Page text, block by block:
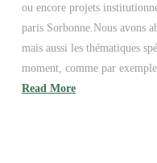
ou encore projets
paris Sorbonne.Nous avons
mais aussi les thématiques
moment, comme par
Read More